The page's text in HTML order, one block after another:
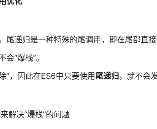
尾递归是一种特殊的尾调用，即在尾部直
“爆栈”。
”，因此在ES6中只要使用尾递归，就不会
来解决“爆栈”的问题